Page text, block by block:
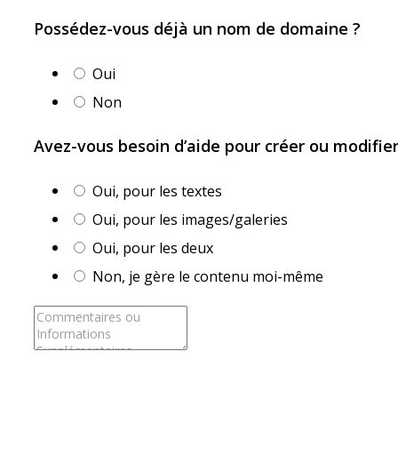
Possédez-vous déjà un nom de domaine ?
Oui
Non
Avez-vous besoin d’aide pour créer ou
Oui, pour les textes
Oui, pour les images/galeries
Oui, pour les deux
Non, je gère le contenu moi-même